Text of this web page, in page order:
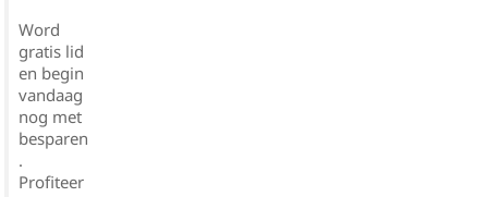
Word
gratis lid
en begin
vandaag
nog met
besparen
.
Profiteer